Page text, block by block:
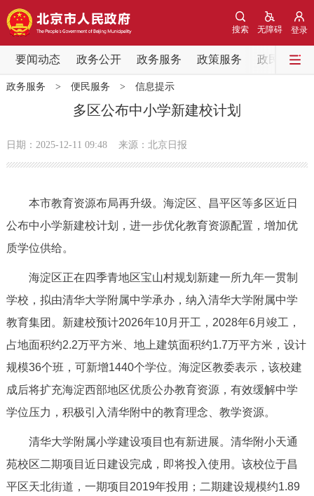
登录
无障碍
搜索
要闻动态 政务公开 政务服务 政策服务 政民互动
要闻动态
党中央精神 国务院信息
政务公开
市领导
政务服务
便民服务 利企服务 投资项目
中介服务 阳光政务
政务服务 > 便民服务 > 信息提示
多区公布中小学新建校计划
日期：2025-12-11 09:48 来源：北京日报
本市教育资源布局再升级。海淀区、昌平区等多区近日
公布中小学新建校计划，进一步优化教育资源配置，增加优
质学位供给。
海淀区正在四季青地区宝山村规划新建一所九年一贯制
学校，拟由清华大学附属中学承办，纳入清华大学附属中学
教育集团。新建校预计2026年10月开工，2028年6月竣工，
占地面积约2.2万平方米、地上建筑面积约1.7万平方米，设计
规模36个班，可新增1440个学位。海淀区教委表示，该校建
成后将扩充海淀西部地区优质公办教育资源，有效缓解中学
学位压力，积极引入清华附中的教育理念、教学资源。
清华大学附属小学建设项目也有新进展。清华附小天通
苑校区二期项目近日建设完成，即将投入使用。该校位于昌
平区天北街道，一期项目2019年投用；二期建设规模约1.89